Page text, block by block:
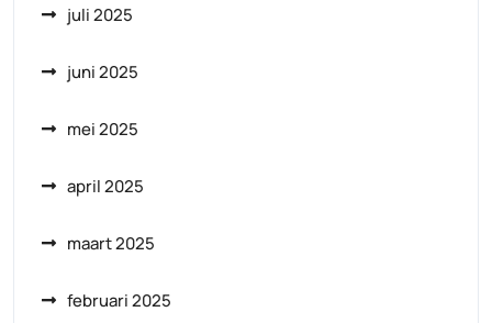
juli 2025
juni 2025
mei 2025
april 2025
maart 2025
februari 2025